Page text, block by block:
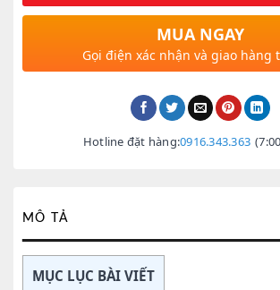
MUA NGAY
Gọi điện xác nhận và giao hàng
Hotline đặt hàng:0916.343.363
MÔ TẢ
MỤC LỤC BÀI VIẾT